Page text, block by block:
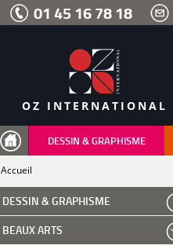
01 45 16 78 18
OZ INTERNATIONAL
DESSIN & GRAPHISME
Accueil
DESSIN & GRAPHISME
BEAUX ARTS